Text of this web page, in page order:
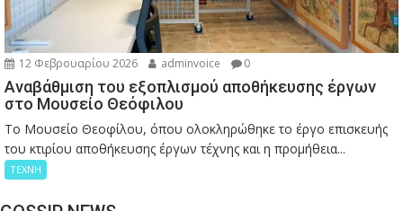
12 Φεβρουαρίου 2026 adminvoice 0
Αναβάθμιση του εξοπλισμού αποθήκευσης έργων
στο Μουσείο Θεόφιλου
Το Μουσείο Θεοφίλου, όπου ολοκληρώθηκε το έργο επισκευής
του κτιρίου αποθήκευσης έργων τέχνης και η προμήθεια...
ΤΕΧΝΗ